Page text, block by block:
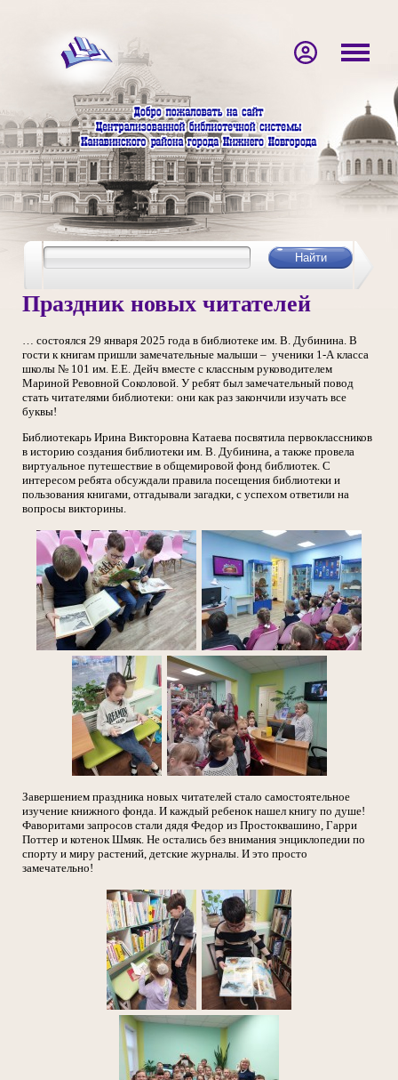
Праздник новых читателей
… состоялся 29 января 2025 года в библиотеке им. В. Дубинина. В
гости к книгам пришли замечательные малыши – ученики 1-А класса
школы № 101 им. Е.Е. Дейч вместе с классным руководителем
Мариной Ревовной Соколовой. У ребят был замечательный повод
стать читателями библиотеки: они как раз закончили изучать все
буквы!
Библиотекарь Ирина Викторовна Катаева посвятила первоклассников
в историю создания библиотеки им. В. Дубинина, а также провела
виртуальное путешествие в общемировой фонд библиотек. С
интересом ребята обсуждали правила посещения библиотеки и
пользования книгами, отгадывали загадки, с успехом ответили на
вопросы викторины.
Завершением праздника новых читателей стало самостоятельное
изучение книжного фонда. И каждый ребенок нашел книгу по душе!
Фаворитами запросов стали дядя Федор из Простоквашино, Гарри
Поттер и котенок Шмяк. Не остались без внимания энциклопедии по
спорту и миру растений, детские журналы. И это просто
замечательно!